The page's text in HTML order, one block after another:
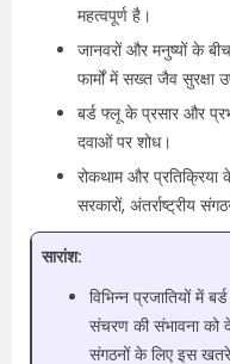
महत्वपूर्ण है।
जानवरों और मनुष्यों के
फार्मों में सख्त जैव सुरक्षा
बर्ड फ्लू के प्रसार और
दवाओं पर शोध।
रोकथाम और प्रतिक्रिया
सरकारों, अंतर्राष्ट्रीय
सारांश:
विभिन्न प्रजातियों
संचरण की संभावना को
संगठनों के लिए इस